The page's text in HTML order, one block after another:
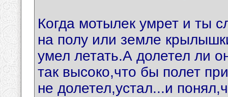
Когда мотылек умрет и ты
на полу или земле
умел летать.А долетел ли
так высоко,что бы полет
не долетел,устал...и